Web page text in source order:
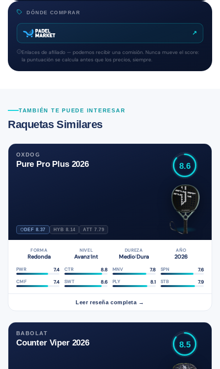
DÓNDE COMPRAR
↗
Enlaces de afiliado — podemos recibir una comisión. Nunca mueve el score:
la puntuación se calcula antes que los precios, siempre.
TAMBIÉN TE PUEDE INTERESAR
Raquetas Similares
OXDOG
Pure Pro Plus 2026
DEF 8.37 HYB 8.14 ATT 7.79
8.6
FORMA
Redonda
NIVEL
Avanz/Int
DUREZA
Medio/Dura
AÑO
2026
PWR 7.4 CTR 8.8 MNV 7.8 SPN 7.6
CMF 7.4 SWT 8.6 PLY 8.1 STB 7.9
Leer reseña completa →
BABOLAT
Counter Viper 2026 8.5